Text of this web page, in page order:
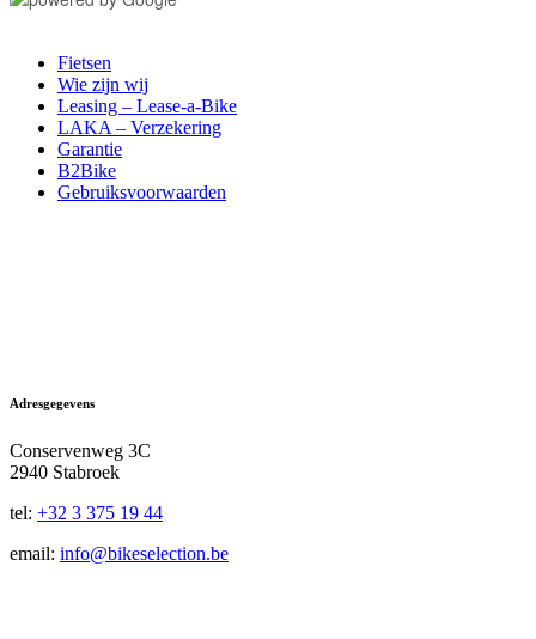
Fietsen
Wie zijn wij
Leasing – Lease-a-Bike
LAKA – Verzekering
Garantie
B2Bike
Gebruiksvoorwaarden
Adresgegevens
Conservenweg 3C
2940 Stabroek
tel: +32 3 375 19 44
email: info@bikeselection.be